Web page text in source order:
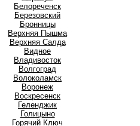
Белореченск
Березовский
Бронницы
Верхняя Пышма
Верхняя Салда
Видное
Владивосток
Волгоград
Волоколамск
Воронеж
Воскресенск
Геленджик
Голицыно
Горячий Ключ